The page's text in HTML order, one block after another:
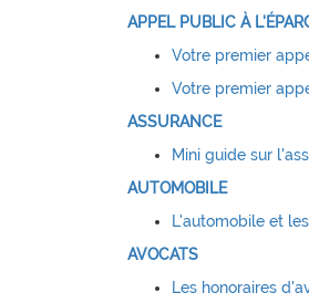
APPEL PUBLIC À
Votre premier
Votre premier
ASSURANCE
Mini guide sur
AUTOMOBILE
L'automobile et
AVOCATS
Les honoraires